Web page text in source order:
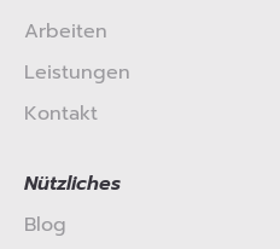
Arbeiten
Leistungen
Kontakt
Nützliches
Blog